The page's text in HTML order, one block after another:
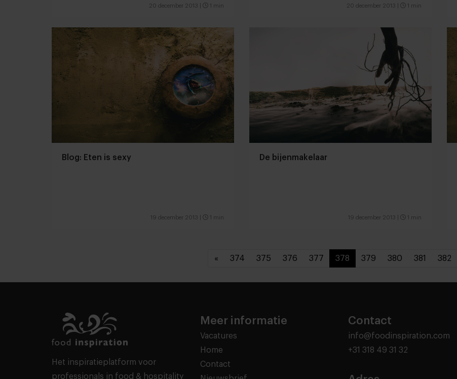
20 december 2013 1 min 20 december 2013 1 min
Blog: Eten is sexy
19 december 2013 1 min
De bijenmakelaar
19 december 2013 1 min
« 374 375 376 377 378 379 380 381 382
Het inspiratieplatform voor
professionals in food & hospitality
Meer informatie
Vacatures
Home
Contact
Contact
info@foodinspiration.com
+31 318 49 31 32